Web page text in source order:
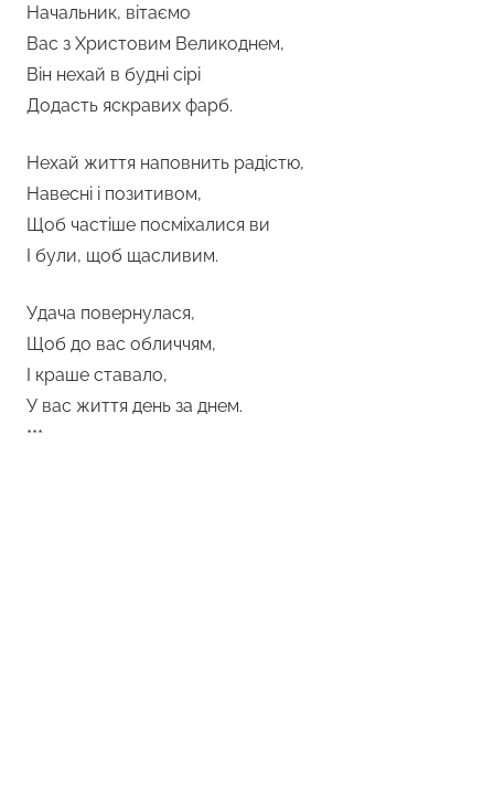
Начальник, вітаємо
Вас з Христовим Великоднем,
Він нехай в будні сірі
Додасть яскравих фарб.
Нехай життя наповнить радістю,
Навесні і позитивом,
Щоб частіше посміхалися ви
І були, щоб щасливим.
Удача повернулася,
Щоб до вас обличчям,
І краше ставало,
У вас життя день за днем.
***